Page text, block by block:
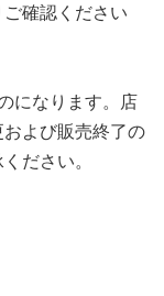
確認ください
になります。店
よび販売終了の
ださい。